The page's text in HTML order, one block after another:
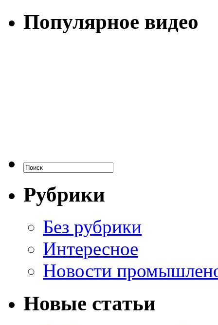
Популярное видео
Рубрики
Без рубрики
Интересное
Новости
Новые статьи